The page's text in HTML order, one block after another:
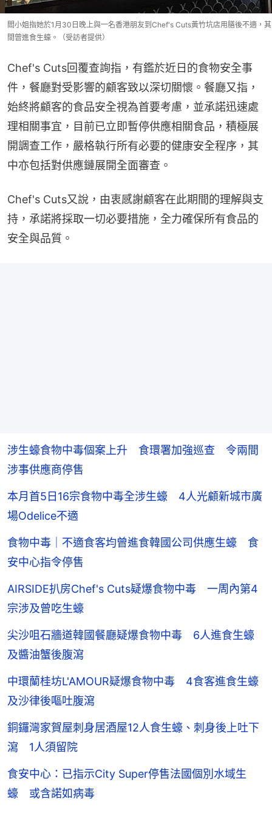
閻小姐指她於1月30日晚上與一名香港朋友到Chef's Cuts黃竹坑店用膳後不適，其
間曾進食生蠔。（受訪者提供）
Chef's Cuts回覆查詢指，有鑑於近日的食物安全事
件，餐廳對受影響的顧客致以深切關懷。餐廳又指，
始終將顧客的食品安全視為首要考慮，並承諾迅速處
理相關事宜，目前已立即暫停供應相關食品，積極展
開調查工作，嚴格執行所有必要的健康安全程序，其
中亦包括對供應鏈展開全面審查。
Chef's Cuts又說，由衷感謝顧客在此期間的理解與支
持，承諾將採取一切必要措施，全力確保所有食品的
安全與品質。
涉生蠔食物中毒個案上升 食環署加強巡查 令兩間
涉事供應商停售
本月首5日16宗食物中毒全涉生蠔 4人光顧新城市廣
場Odelice不適
食物中毒｜不適食客均曾進食韓國公司供應生蠔 食
安中心指令停售
AIRSIDE扒房Chef's Cuts疑爆食物中毒 一周內第4
宗涉及曾吃生蠔
尖沙咀石牆道韓國餐廳疑爆食物中毒 6人進食生蠔
及醬油蟹後腹瀉
中環蘭桂坊L'AMOUR疑爆食物中毒 4食客進食生蠔
及沙律後嘔吐腹瀉
銅鑼灣家賀屋刺身居酒屋12人食生蠔、刺身後上吐下
瀉 1人須留院
食安中心：已指示City Super停售法國個別水域生
蠔 或含諾如病毒